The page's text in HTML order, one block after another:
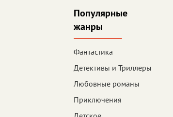
Популярные
жанры
Фантастика
Детективы и Триллеры
Любовные романы
Приключения